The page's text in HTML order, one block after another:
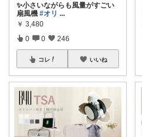
✨小さいながらも風量がすごい
扇風機 #オリ ...
￥ 3,480
0 0 246
コレ いいね